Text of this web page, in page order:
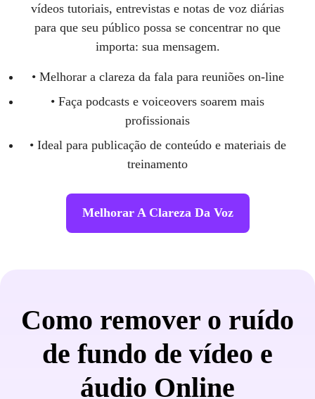
vídeos tutoriais, entrevistas e notas de voz diárias
para que seu público possa se concentrar no que
importa: sua mensagem.
• Melhorar a clareza da fala para reuniões on-line
• Faça podcasts e voiceovers soarem mais
profissionais
• Ideal para publicação de conteúdo e materiais de
treinamento
Melhorar A Clareza Da Voz
Como remover o ruído
de fundo de vídeo e
áudio Online